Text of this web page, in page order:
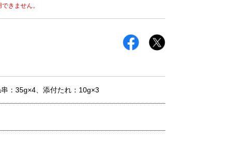
できません。
：35g×4、添付たれ：10g×3